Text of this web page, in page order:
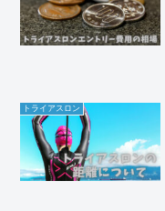
トライアスロン